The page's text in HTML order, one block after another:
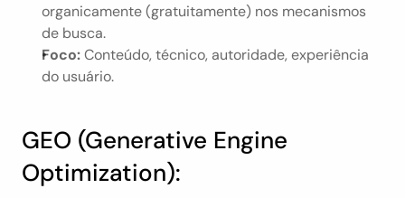
organicamente (gratuitamente) nos mecanismos
de busca.
Foco: Conteúdo, técnico, autoridade, experiência
do usuário.
GEO (Generative Engine
Optimization):